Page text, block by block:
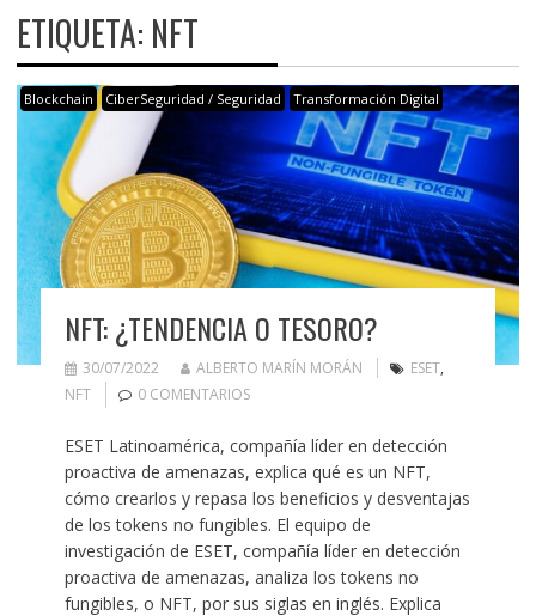
ETIQUETA: NFT
Blockchain CiberSeguridad / Seguridad Transformación Digital
NFT: ¿TENDENCIA O TESORO?
30/07/2022 ALBERTO MARÍN MORÁN ESET,
NFT
0 COMENTARIOS
ESET Latinoamérica, compañía líder en detección
proactiva de amenazas, explica qué es un NFT,
cómo crearlos y repasa los beneficios y desventajas
de los tokens no fungibles. El equipo de
investigación de ESET, compañía líder en detección
proactiva de amenazas, analiza los tokens no
fungibles, o NFT, por sus siglas en inglés. Explica